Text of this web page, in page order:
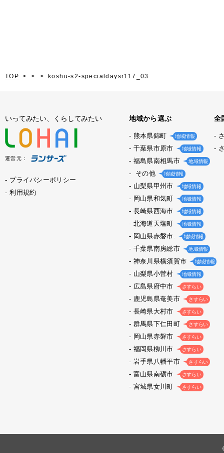
TOP koshu-s2-specialdaysr117_03
いってみたい、くらしてみたい
運営元：
プライバシーポリシー
利用規約
地域から選ぶ
熊本県錦町 地域情報
千葉県市原市 地域情報
福島県南相馬市 地域情報
その他 地域情報
山梨県甲州市 地域情報
岡山県和気町 地域情報
長崎県西海市 地域情報
北海道天塩町 地域情報
岡山県赤磐市. 地域情報
千葉県南房総市 地域情報
神奈川県横須賀市 地域情報
山梨県小菅村 地域情報
広島県府中市 さすらい
鹿児島県奄美市 さすらい
長崎県大村市 さすらい
群馬県下仁田町 さすらい
岡山県赤磐市 さすらい
福岡県柳川市 さすらい
岩手県八幡平市 さすらい
富山県南砺市 さすらい
宮城県女川町 さすらい
全